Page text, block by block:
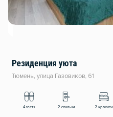
Резиденция уюта
Тюмень, улица Газовиков, 61
4 гостя 2 спальни 2 кровати